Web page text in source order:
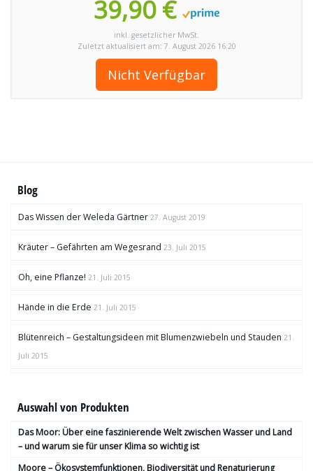
39,90 €
inkl. gesetzlicher MwSt.
Zuletzt aktualisiert am: 7. August 2026 16:20
Nicht Verfügbar
Blog
Das Wissen der Weleda Gärtner 27. August 2019
Kräuter – Gefährten am Wegesrand 23. Juli 2015
Oh, eine Pflanze! 21. Juli 2015
Hände in die Erde 21. Juli 2015
Blütenreich – Gestaltungsideen mit Blumenzwiebeln und Stauden 21.
Juli 2015
Auswahl von Produkten
Das Moor: Über eine faszinierende Welt zwischen Wasser und Land
– und warum sie für unser Klima so wichtig ist
Moore – Ökosystemfunktionen, Bio­diversität und Renaturierung